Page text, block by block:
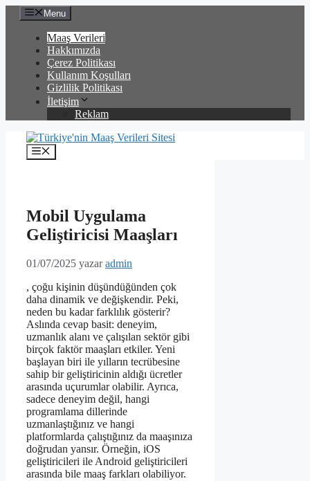
İçeriğe
atla
Menu
Maaş Verileri
Hakkımızda
Çerez Politikası
Kullanım Koşulları
Gizlilik Politikası
İletişim
Reklam
Menü
Mobil Uygulama
Geliştiricisi Maaşları
01/07/2025 yazaradmin
, çoğu kişinin düşündüğünden çok
daha dinamik ve değişkendir. Peki,
neden bu kadar farklılık gösterir?
Aslında cevap basit: deneyim,
uzmanlık alanı ve çalışılan sektör gibi
birçok faktör maaşları etkiler. Yeni
başlayan biri ile yılların tecrübesine
sahip bir geliştiricinin aldığı ücretler
arasında uçurumlar olabilir. Ayrıca,
sadece deneyim değil, hangi
programlama dillerinde
uzmanlaştığınız ve hangi
platformlarda çalıştığınız da maaşınıza
doğrudan yansır. Örneğin, iOS
geliştiricileri ile Android geliştiricileri
arasında bile maaş farkları olabiliyor.